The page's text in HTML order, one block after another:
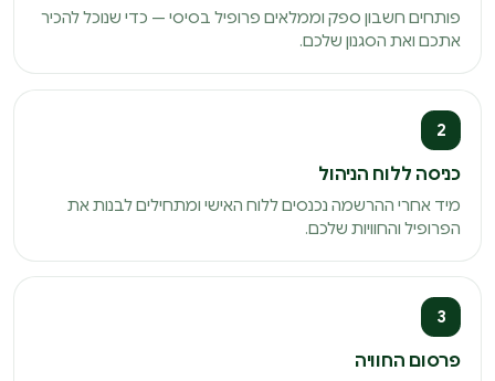
פותחים חשבון ספק וממלאים פרופיל בסיסי — כדי שנוכל להכיר
אתכם ואת הסגנון שלכם.
2
כניסה ללוח הניהול
מיד אחרי ההרשמה נכנסים ללוח האישי ומתחילים לבנות את
הפרופיל והחוויות שלכם.
3
פרסום החוויה